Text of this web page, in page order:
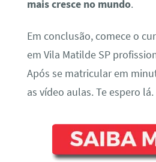
mais cresce no mundo.
Em conclusão, comece o
em Vila Matilde SP
Após se matricular em
as vídeo aulas. Te espero lá.